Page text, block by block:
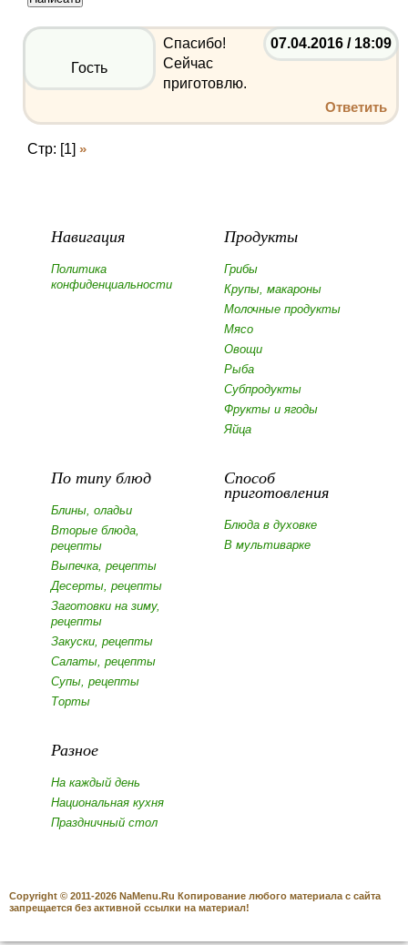
07.04.2016 / 18:09
Гость
Спасибо!
Сейчас
приготовлю.
Ответить
Стр: [1] »
Навигация
Политика
конфиденциальности
Продукты
Грибы
Крупы, макароны
Молочные продукты
Мясо
Овощи
Рыба
Субпродукты
Фрукты и ягоды
Яйца
По типу блюд
Блины, оладьи
Вторые блюда,
рецепты
Выпечка, рецепты
Десерты, рецепты
Заготовки на зиму,
рецепты
Закуски, рецепты
Салаты, рецепты
Супы, рецепты
Торты
Способ
приготовления
Блюда в духовке
В мультиварке
Разное
На каждый день
Национальная кухня
Праздничный стол
Copyright © 2011-2026 NaMenu.Ru Копирование любого материала с сайта
запрещается без активной ссылки на материал!